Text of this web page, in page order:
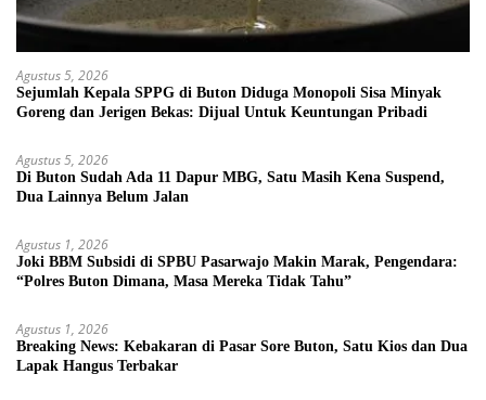
Agustus 5, 2026
Sejumlah Kepala SPPG di Buton Diduga Monopoli Sisa Minyak
Goreng dan Jerigen Bekas: Dijual Untuk Keuntungan Pribadi
Agustus 5, 2026
Di Buton Sudah Ada 11 Dapur MBG, Satu Masih Kena Suspend,
Dua Lainnya Belum Jalan
Agustus 1, 2026
Joki BBM Subsidi di SPBU Pasarwajo Makin Marak, Pengendara:
“Polres Buton Dimana, Masa Mereka Tidak Tahu”
Agustus 1, 2026
Breaking News: Kebakaran di Pasar Sore Buton, Satu Kios dan Dua
Lapak Hangus Terbakar